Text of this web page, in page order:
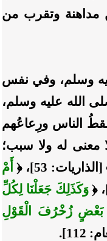
مداهنة وتقرب من
وسلم، وفي نفس
الله عليه وسلم،
الناس ورِعاعُهم
معنى له ولا سبب؛
53]، ﴿
أَمْ
وَكَذَلِكَ جَعَلْنَا لِكُلِّ
بَعْضٍ زُخْرُفَ الْقَوْلِ
112].